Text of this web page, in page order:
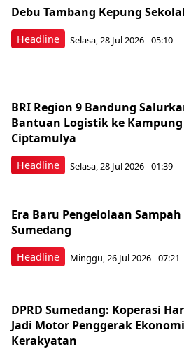
Headline
Debu Tambang Kepung
Selasa, 28 Jul 2026 - 05:10
Headline
BRI Region 9 Bandung
Bantuan Logistik ke
Ciptamulya
Selasa, 28 Jul 2026 - 01:39
Headline
Era Baru Pengelolaan Sampah
Sumedang
Minggu, 26 Jul 2026 - 07:21
DPRD Sumedang: Koperasi
Jadi Motor Penggerak Ekonomi
Kerakyatan